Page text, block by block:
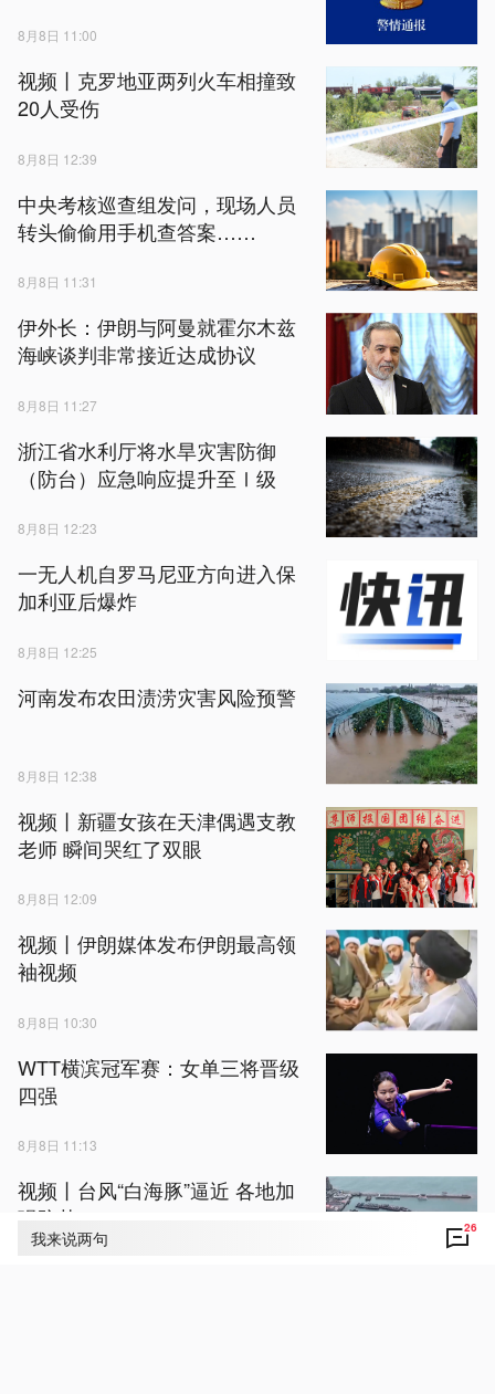
我来说两句 26
8月8日 11:00
视频丨克罗地亚两列火车相撞致
20人受伤
8月8日 12:39
中央考核巡查组发问，现场人员
转头偷偷用手机查答案……
8月8日 11:31
伊外长：伊朗与阿曼就霍尔木兹
海峡谈判非常接近达成协议
8月8日 11:27
浙江省水利厅将水旱灾害防御
（防台）应急响应提升至Ⅰ级
8月8日 12:23
一无人机自罗马尼亚方向进入保
加利亚后爆炸
8月8日 12:25
河南发布农田渍涝灾害风险预警
8月8日 12:38
视频丨新疆女孩在天津偶遇支教
老师 瞬间哭红了双眼
8月8日 12:09
视频丨伊朗媒体发布伊朗最高领
袖视频
8月8日 10:30
WTT横滨冠军赛：女单三将晋级
四强
8月8日 11:13
视频丨台风“白海豚”逼近 各地加
强防范